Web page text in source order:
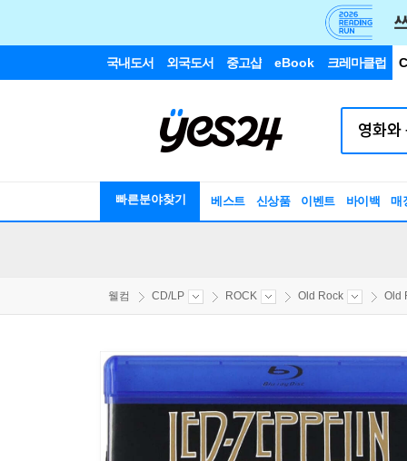
국내도서 외국도서 중고샵 eBook 크레마클럽
빠른분야찾기 베스트 신상품 이벤트 바이백 매
웰컴 CD/LP ROCK Old Rock Old